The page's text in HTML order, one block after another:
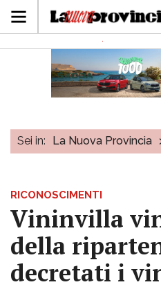
Sei in: La Nuova Provincia
RICONOSCIMENTI
Vininvilla
della
decretati i